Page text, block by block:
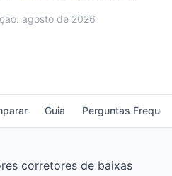
agosto de 2026
Guia Perguntas
corretores de baixas